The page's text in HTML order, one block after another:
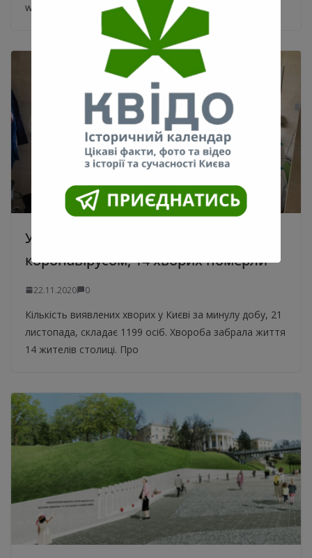
www.pravda.com.ua Пряма
У Києві ще 1199 заражень
коронавірусом, 14 хворих померли
22.11.2020 0
Кількість виявлених хворих у Києві за минулу добу, 21
листопада, складає 1199 осіб. Хвороба забрала життя
14 жителів столиці. Про